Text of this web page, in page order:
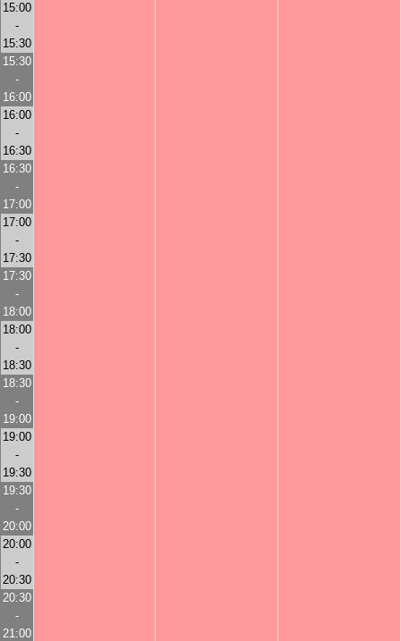
15:00
-
15:30
15:30
-
16:00
16:00
-
16:30
16:30
-
17:00
17:00
-
17:30
17:30
-
18:00
18:00
-
18:30
18:30
-
19:00
19:00
-
19:30
19:30
-
20:00
20:00
-
20:30
20:30
-
21:00